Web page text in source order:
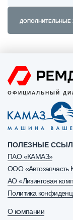
ДОПОЛНИТЕЛЬНЫЕ
ОФИЦИАЛЬНЫЙ
ПОЛЕЗНЫЕ
ПАО «КАМАЗ»
ООО «Автозапчасть
АО «Лизинговая
Политика
О компании